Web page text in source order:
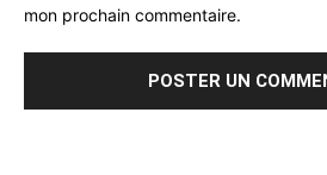
mon prochain commentaire.